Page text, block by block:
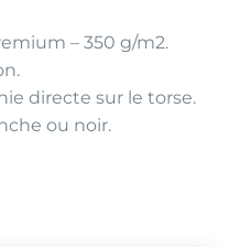
– 350 g/m2.
directe sur le torse.
ou noir.